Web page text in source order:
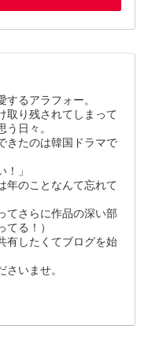
するアラフォー。
取り残されてしまって
う日々。
きたのは韓国ドラマで
！」
年のことなんて忘れて
てさらに作品の深い部
る！）
有したくてブログを始
さいませ。